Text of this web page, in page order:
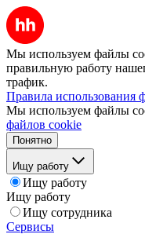
Мы используем файлы
правильную работу
трафик.
Правила использования
Мы используем файлы
файлов cookie
Понятно
Ищу работу
Ищу работу
Ищу работу
Ищу сотрудника
Сервисы